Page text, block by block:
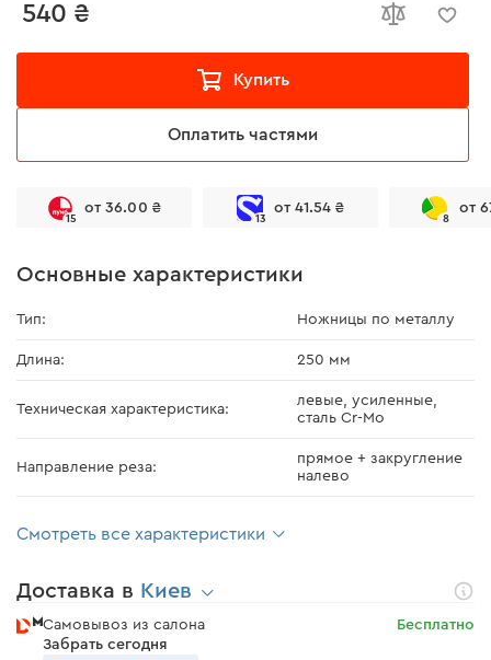
540 ₴
Купить
Оплатить частями
15
от 36.00 ₴
13
от 41.54 ₴
8
от
Основные характеристики
Тип: Ножницы по металлу
Длина: 250 мм
Техническая характеристика:
левые, усиленные,
сталь Cr-Mo
Направление реза:
прямое + закругление
налево
Смотреть все характеристики
Доставка в Киев
Самовывоз из салона
Забрать сегодня
Бесплатно